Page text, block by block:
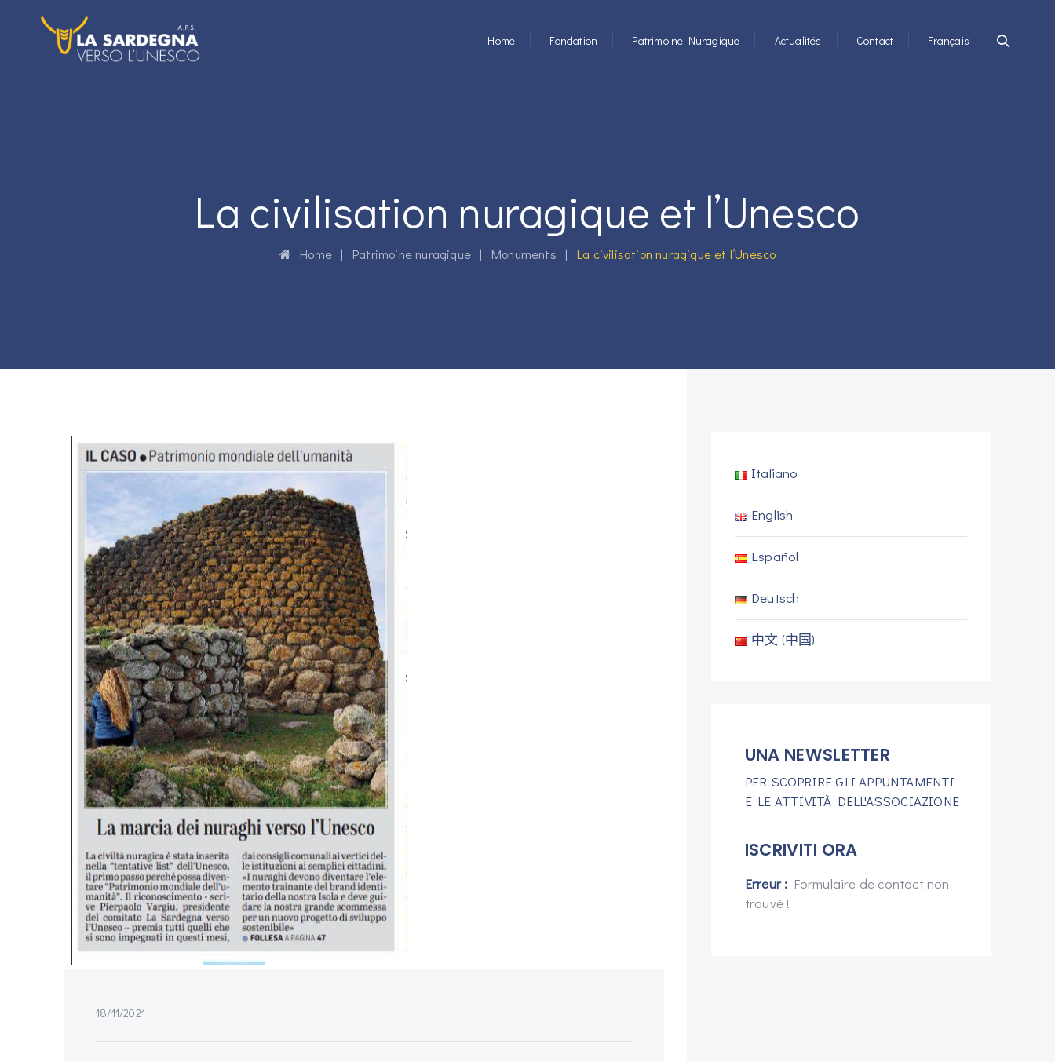
Home Fondation Patrimoine Nuragique Actualités Contact Français
La civilisation nuragique et l’Unesco
Home | Patrimoine nuragique | Monuments | La civilisation nuragique et l’Unesco
18/11/2021
Italiano
English
Español
Deutsch
中文 (中国)
UNA NEWSLETTER
PER SCOPRIRE GLI APPUNTAMENTI
E LE ATTIVITÀ DELL'ASSOCIAZIONE
ISCRIVITI ORA
Erreur : Formulaire de contact non
trouvé !